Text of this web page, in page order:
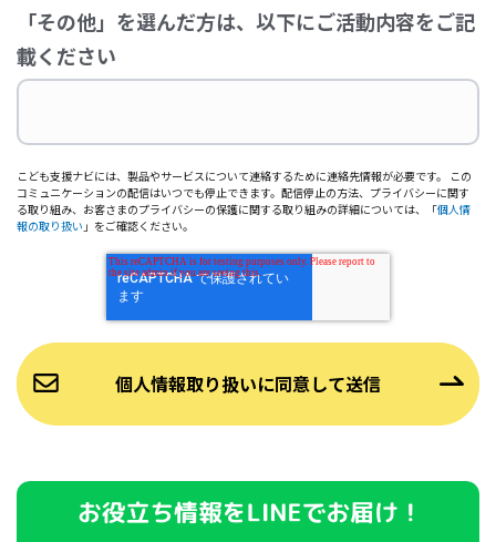
「その他」を選んだ方は、以下にご活動内容をご記
載ください
こども支援ナビには、製品やサービスについて連絡するために連絡先情報が必要です。 この
コミュニケーションの配信はいつでも停止できます。配信停止の方法、プライバシーに関す
る取り組み、お客さまのプライバシーの保護に関する取り組みの詳細については、「個人情
報の取り扱い 」をご確認ください。